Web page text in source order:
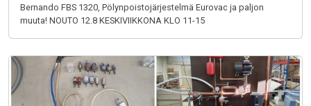
Bernando FBS 1320, Pölynpoistojärjestelmä Eurovac ja paljon
muuta! NOUTO 12.8 KESKIVIIKKONA KLO 11-15